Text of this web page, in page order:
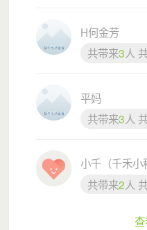
“老师，你们下次什么时候能
邓莉答道：“你可以让妈妈
“明天不行哦，下次应该是星
办活动吗？”
“不是，会在其它地方。”
H何金芳
共带来3人
平妈
共带来3人
小千（千禾小
共带来2人
查